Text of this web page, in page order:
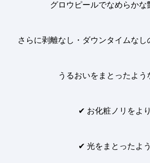
グロウピールでなめらかな
さらに剥離なし・ダウンタイムなし
うるおいをまとったよう
✔︎ お化粧ノリをよ
✔︎ 光をまとったよ